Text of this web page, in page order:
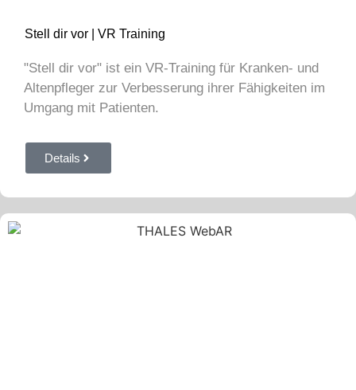
Stell dir vor | VR Training
"Stell dir vor" ist ein VR-Training für Kranken- und
Altenpfleger zur Verbesserung ihrer Fähigkeiten im
Umgang mit Patienten.
Details